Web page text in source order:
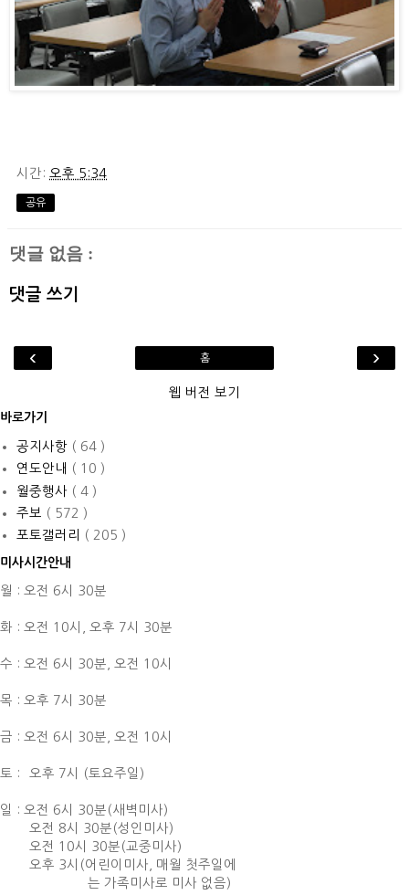
시간: 오후 5:34
공유
댓글 없음 :
댓글 쓰기
‹ ›
홈
웹 버전 보기
바로가기
공지사항 ( 64 )
연도안내
( 10 )
월중행사 ( 4 )
주보 ( 572 )
포토갤러리
( 205 )
미사시간안내
월 : 오전 6시 30분
화 : 오전 10시, 오후 7시 30분
수 : 오전 6시 30분, 오전 10시
목 : 오후 7시 30분
금 : 오전 6시 30분, 오전 10시
토 : 오후 7시 (토요주일)
일 : 오전 6시 30분(새벽미사)
오전 8시 30분(성인미사)
오전 10시 30분(교중미사)
오후 3시(어린이미사, 매월 첫주일에
는 가족미사로 미사 없음)